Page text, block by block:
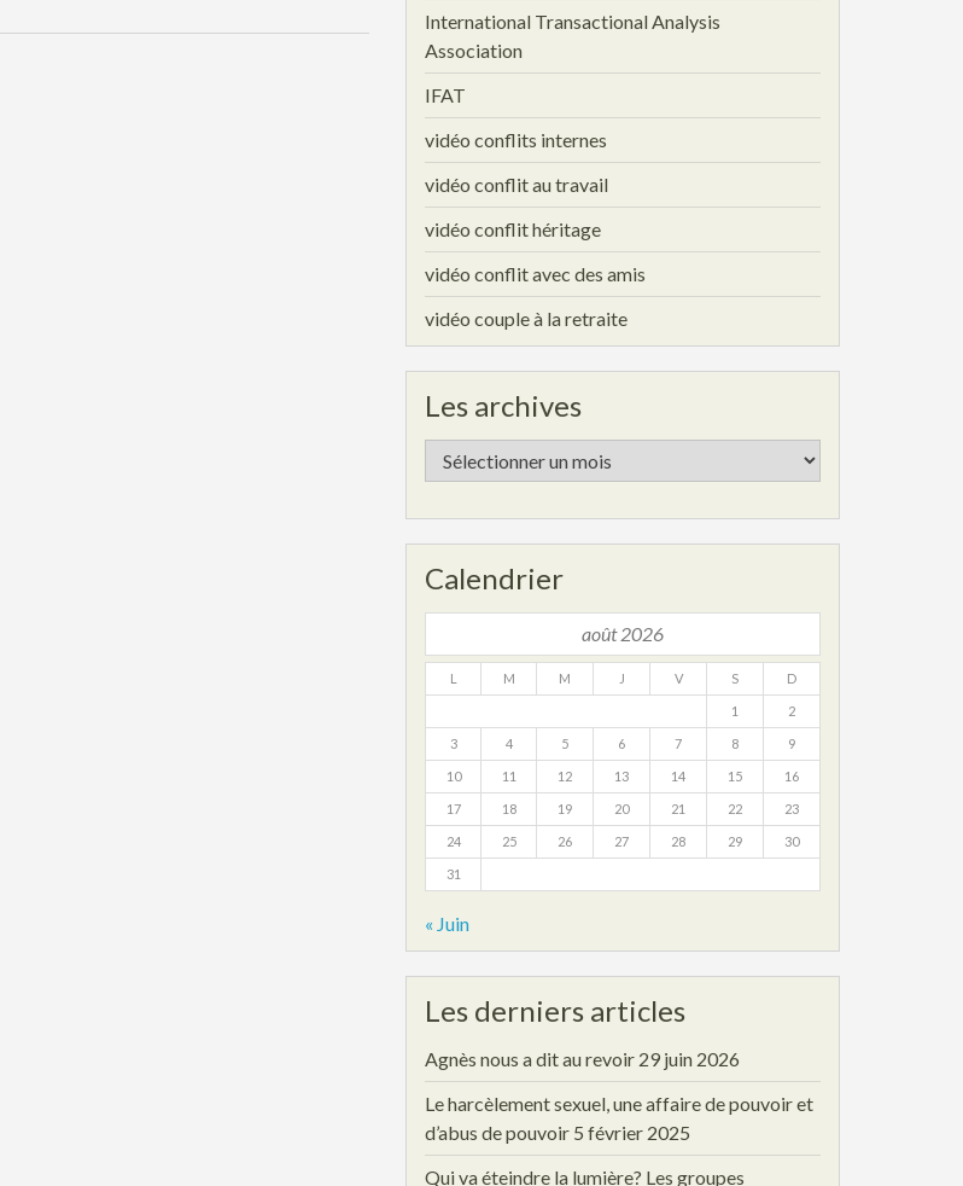
International Transactional Analysis
Association
IFAT
vidéo conflits internes
vidéo conflit au travail
vidéo conflit héritage
vidéo conflit avec des amis
vidéo couple à la retraite
Les archives
Les
archives
Calendrier
août 2026
L M M J V S D
1 2
3 4 5 6 7 8 9
10 11 12 13 14 15 16
17 18 19 20 21 22 23
24 25 26 27 28 29 30
31
« Juin
Les derniers articles
Agnès nous a dit au revoir 29 juin 2026
Le harcèlement sexuel, une affaire de pouvoir et
d’abus de pouvoir 5 février 2025
Qui va éteindre la lumière? Les groupes